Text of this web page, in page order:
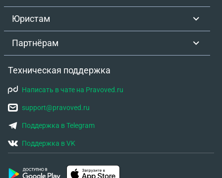
Юристам
Партнёрам
Техническая поддержка
Написать в чате на Pravoved.ru
support@pravoved.ru
Поддержка в Telegram
Поддержка в VK